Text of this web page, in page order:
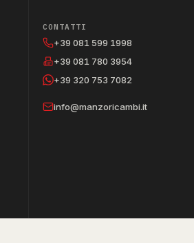
CONTATTI
+39 081 599 1998
+39 081 780 3954
+39 320 753 7082
info@manzoricambi.it